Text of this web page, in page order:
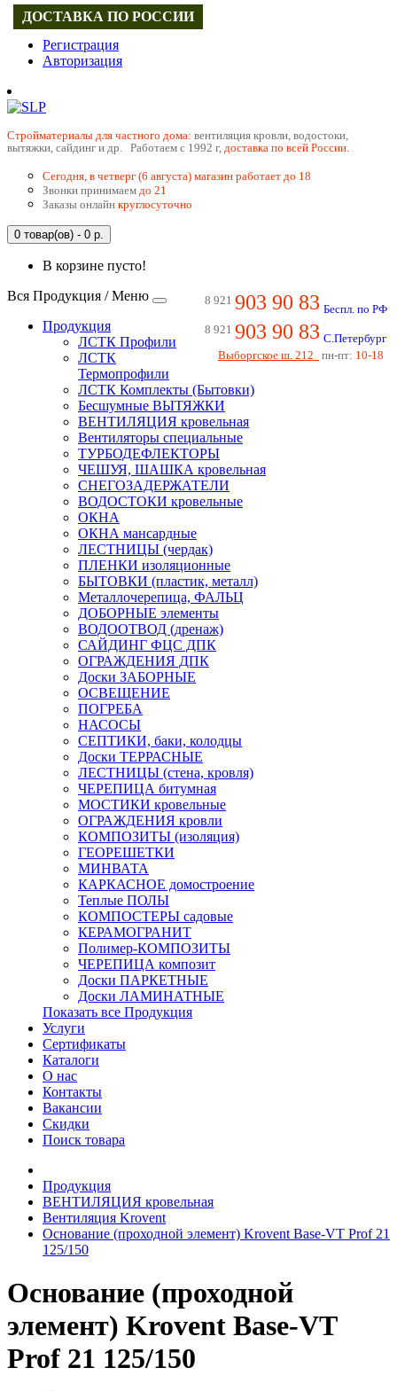
Регистрация
Авторизация
Cтройматериалы для частного дома: вентиляция кровли, водостоки,
вытяжки, сайдинг и др. Работаем с 1992 г, доставка по всей России.
Сегодня, в четверг (6 августа) магазин работает до 18
Звонки принимаем до 21
Заказы онлайн круглосуточно
0 товар(ов) - 0 р.
В корзине пусто!
8 921 903 90 83 Беспл. по РФ
8 921 903 90 83 С.Петербург
Выборгское ш. 212
пн-пт: 10-18
Вся Продукция / Меню
Продукция
ЛСТК Профили
ЛСТК
Термопрофили
ЛСТК Комплекты (Бытовки)
Бесшумные ВЫТЯЖКИ
ВЕНТИЛЯЦИЯ кровельная
Вентиляторы специальные
ТУРБОДЕФЛЕКТОРЫ
ЧЕШУЯ, ШАШКА кровельная
СНЕГОЗАДЕРЖАТЕЛИ
ВОДОСТОКИ кровельные
ОКНА
ОКНА мансардные
ЛЕСТНИЦЫ (чердак)
ПЛЕНКИ изоляционные
БЫТОВКИ (пластик, металл)
Металлочерепица, ФАЛЬЦ
ДОБОРНЫЕ элементы
ВОДООТВОД (дренаж)
САЙДИНГ ФЦС ДПК
ОГРАЖДЕНИЯ ДПК
Доски ЗАБОРНЫЕ
ОСВЕЩЕНИЕ
ПОГРЕБА
НАСОСЫ
СЕПТИКИ, баки, колодцы
Доски ТЕРРАСНЫЕ
ЛЕСТНИЦЫ (стена, кровля)
ЧЕРЕПИЦА битумная
МОСТИКИ кровельные
ОГРАЖДЕНИЯ кровли
КОМПОЗИТЫ (изоляция)
ГЕОРЕШЕТКИ
МИНВАТА
КАРКАСНОЕ домостроение
Теплые ПОЛЫ
КОМПОСТЕРЫ садовые
КЕРАМОГРАНИТ
Полимер-КОМПОЗИТЫ
ЧЕРЕПИЦА композит
Доски ПАРКЕТНЫЕ
Доски ЛАМИНАТНЫЕ
Показать все Продукция
Услуги
Сертификаты
Каталоги
О нас
Контакты
Вакансии
Скидки
Поиск товара
Продукция
ВЕНТИЛЯЦИЯ кровельная
Вентиляция Krovent
Основание (проходной элемент) Krovent Base-VT Prof 21
125/150
Основание (проходной
элемент) Krovent Base-VT
Prof 21 125/150
ДОСТАВКА ПО РОССИИ